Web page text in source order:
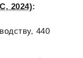
2024):
440